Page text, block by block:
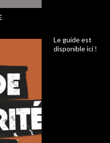
Le guide est
disponible ici !